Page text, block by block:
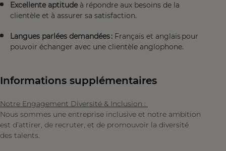
Excellente aptitude à répondre aux besoins de la
clientèle et à assurer sa satisfaction.
Langues parlées demandées : Français et anglais pour
pouvoir échanger avec une clientèle anglophone.
Informations supplémentaires
Notre Engagement Diversité & Inclusion :
Nous sommes une entreprise inclusive et notre ambition
est d’attirer, de recruter, et de promouvoir la diversité
des talents.